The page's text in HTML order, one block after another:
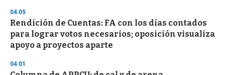
04:05
Rendición de Cuentas: FA con los días contados
para lograr votos necesarios; oposición visualiza
apoyo a proyectos aparte
04:01